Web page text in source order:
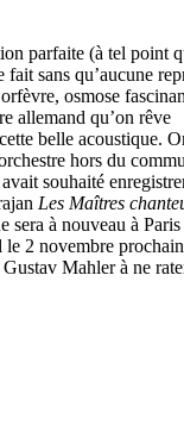
parfaite (à tel point
sans qu’aucune
osmose
allemand qu’on rêve
belle acoustique.
hors du
souhaité
Les Maîtres
sera à nouveau à
le 2 novembre
Gustav Mahler à ne